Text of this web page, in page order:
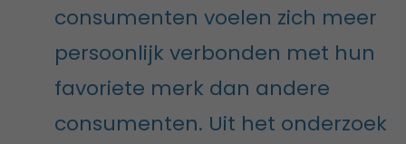
consumenten voelen zich meer
persoonlijk verbonden met hun
favoriete merk dan andere
consumenten. Uit het onderzoek